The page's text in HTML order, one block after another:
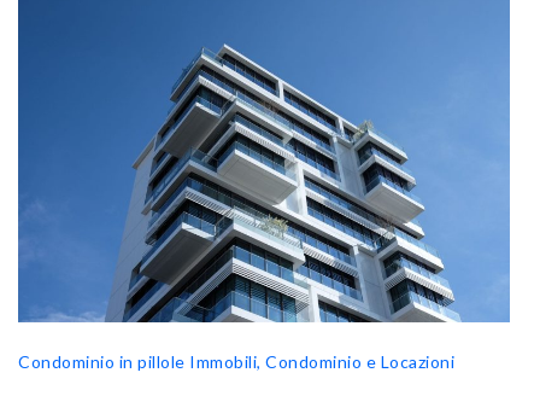
Condominio in pillole Immobili, Condominio e Locazioni